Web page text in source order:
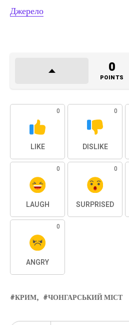
Джерело
0
POINTS
0
LIKE
0
DISLIKE
0
LAUGH
0
SURPRISED
0
ANGRY
КРИМ ЧОНГАРСЬКИЙ МІСТ